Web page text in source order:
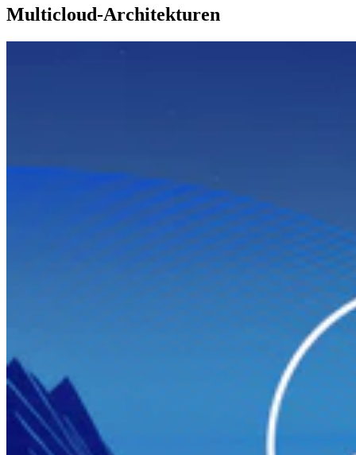
Multicloud-Architekturen